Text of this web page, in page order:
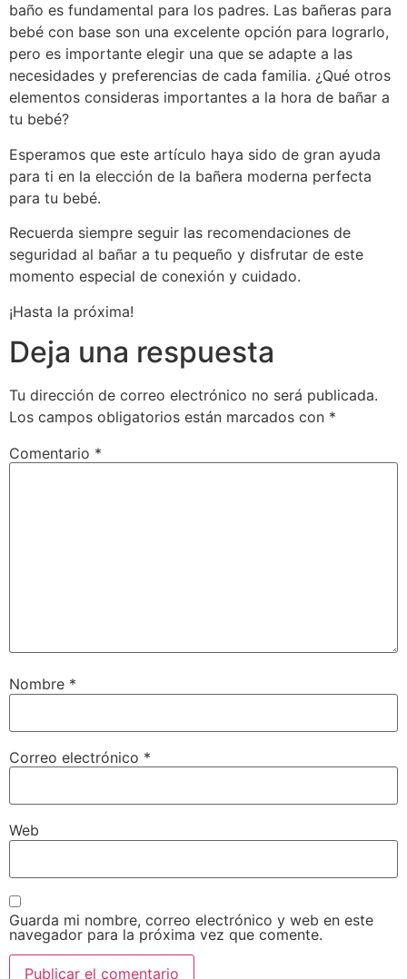
baño es fundamental para los padres. Las bañeras para
bebé con base son una excelente opción para lograrlo,
pero es importante elegir una que se adapte a las
necesidades y preferencias de cada familia. ¿Qué otros
elementos consideras importantes a la hora de bañar a
tu bebé?
Esperamos que este artículo haya sido de gran ayuda
para ti en la elección de la bañera moderna perfecta
para tu bebé.
Recuerda siempre seguir las recomendaciones de
seguridad al bañar a tu pequeño y disfrutar de este
momento especial de conexión y cuidado.
¡Hasta la próxima!
Deja una respuesta
Tu dirección de correo electrónico no será publicada.
Los campos obligatorios están marcados con *
Comentario *
Nombre *
Correo electrónico *
Web
Guarda mi nombre, correo electrónico y web en este
navegador para la próxima vez que comente.